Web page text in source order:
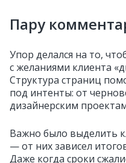
Пару
Упор делался на то,
с желаниями клиента
Структура страниц
под интенты: от
дизайнерским
Важно было выделить
— от них зависел
Даже когда сроки